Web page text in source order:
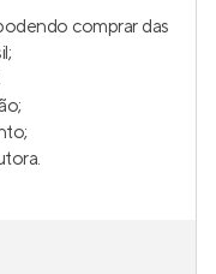
comprar das